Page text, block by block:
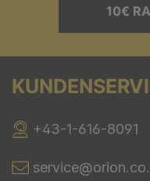
10€
+43-1-616-8091